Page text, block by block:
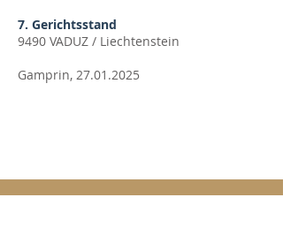
7. Gerichtsstand
9490 VADUZ / Liechtenstein
Gamprin, 27.01.2025